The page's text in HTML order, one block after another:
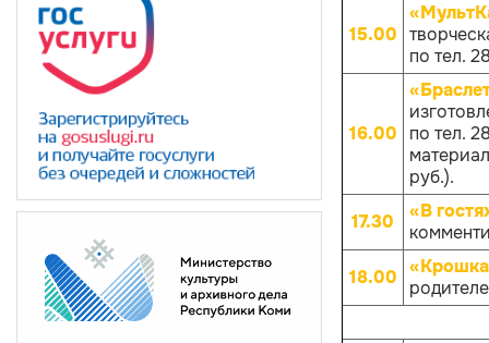
15.00
по тел.
16.00
по тел.
руб.).
17.30
«В
18.00